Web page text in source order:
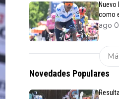
como
ago
Novedades Populares